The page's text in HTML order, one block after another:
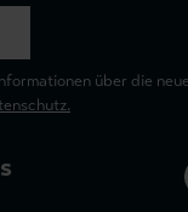
über die